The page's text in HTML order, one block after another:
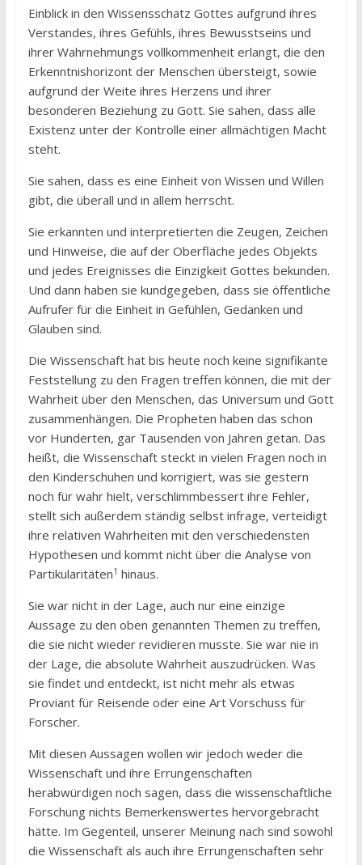
Einblick in den Wissensschatz Gottes aufgrund ihres
Verstandes, ihres Gefühls, ihres Bewusstseins und
ihrer Wahrnehmungs vollkommenheit erlangt, die den
Erkenntnishorizont der Menschen übersteigt, sowie
aufgrund der Weite ihres Herzens und ihrer
besonderen Beziehung zu Gott. Sie sahen, dass alle
Existenz unter der Kontrolle einer allmächtigen Macht
steht.
Sie sahen, dass es eine Einheit von Wissen und Willen
gibt, die überall und in allem herrscht.
Sie erkannten und interpretierten die Zeugen, Zeichen
und Hinweise, die auf der Oberfläche jedes Objekts
und jedes Ereignisses die Einzigkeit Gottes bekunden.
Und dann haben sie kundgegeben, dass sie öffentliche
Aufrufer für die Einheit in Gefühlen, Gedanken und
Glauben sind.
Die Wissenschaft hat bis heute noch keine signifikante
Feststellung zu den Fragen treffen können, die mit der
Wahrheit über den Menschen, das Universum und Gott
zusammenhängen. Die Propheten haben das schon
vor Hunderten, gar Tausenden von Jahren getan. Das
heißt, die Wissenschaft steckt in vielen Fragen noch in
den Kinderschuhen und korrigiert, was sie gestern
noch für wahr hielt, verschlimmbessert ihre Fehler,
stellt sich außerdem ständig selbst infrage, verteidigt
ihre relativen Wahrheiten mit den verschiedensten
Hypothesen und kommt nicht über die Analyse von
Partikularitäten1 hinaus.
Sie war nicht in der Lage, auch nur eine einzige
Aussage zu den oben genannten Themen zu treffen,
die sie nicht wieder revidieren musste. Sie war nie in
der Lage, die absolute Wahrheit auszudrücken. Was
sie findet und entdeckt, ist nicht mehr als etwas
Proviant für Reisende oder eine Art Vorschuss für
Forscher.
Mit diesen Aussagen wollen wir jedoch weder die
Wissenschaft und ihre Errungenschaften
herabwürdigen noch sagen, dass die wissenschaftliche
Forschung nichts Bemerkenswertes hervorgebracht
hätte. Im Gegenteil, unserer Meinung nach sind sowohl
die Wissenschaft als auch ihre Errungenschaften sehr